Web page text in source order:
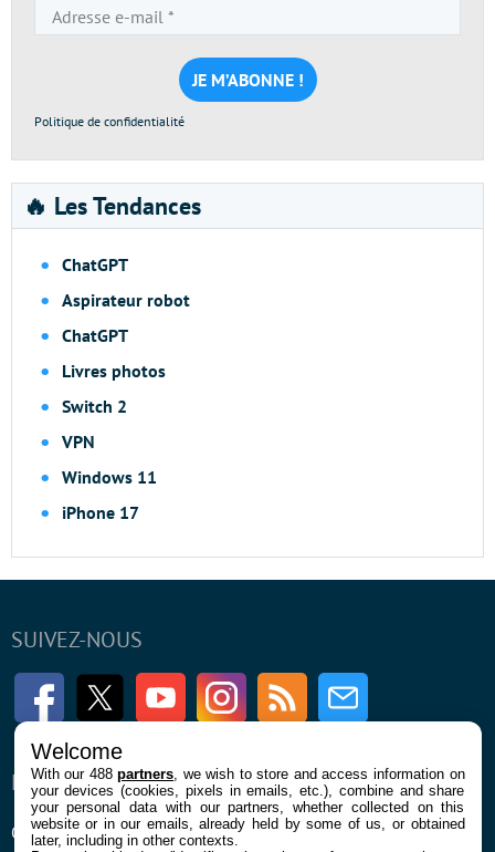
e-
mail
*
Politique de confidentialité
🔥 Les Tendances
ChatGPT
Aspirateur robot
ChatGPT
Livres photos
Switch 2
VPN
Windows 11
iPhone 17
SUIVEZ-NOUS
FacebookTwitter Youtube InstagramRSS Newsletter
ENTREPRISE
Qui sommes nous
À PROPOS
La rédaction
Welcome
With our 488partners , we wish to store and access information on
your devices (cookies, pixels in emails, etc.), combine and share
your personal data with our partners, whether collected on this
website or in our emails, already held by some of us, or obtained
later, including in other contexts.